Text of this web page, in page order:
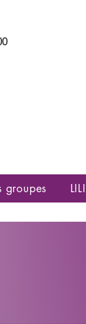
groupes LILI